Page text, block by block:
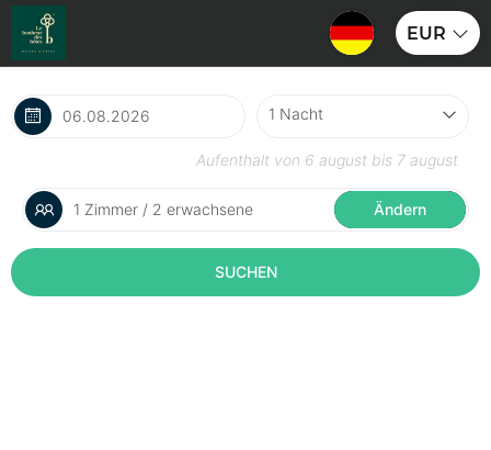
EUR
Aufenthalt von 6 august bis 7 august
1 Zimmer / 2 erwachsene Ändern